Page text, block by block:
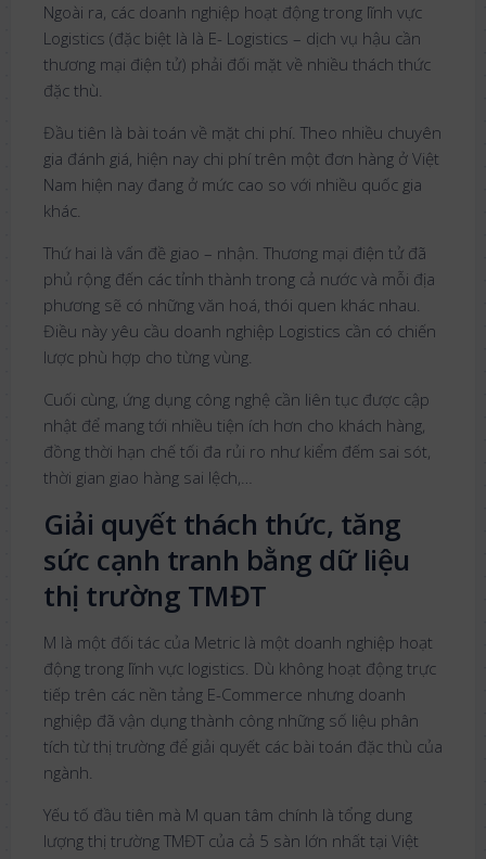
Ngoài ra, các doanh nghiệp hoạt động trong lĩnh vực
Logistics (đặc biệt là là E- Logistics – dịch vụ hậu cần
thương mại điện tử) phải đối mặt về nhiều thách thức
đặc thù.
Đầu tiên là bài toán về mặt chi phí. Theo nhiều chuyên
gia đánh giá, hiện nay chi phí trên một đơn hàng ở Việt
Nam hiện nay đang ở mức cao so với nhiều quốc gia
khác.
Thứ hai là vấn đề giao – nhận. Thương mại điện tử đã
phủ rộng đến các tỉnh thành trong cả nước và mỗi địa
phương sẽ có những văn hoá, thói quen khác nhau.
Điều này yêu cầu doanh nghiệp Logistics cần có chiến
lược phù hợp cho từng vùng.
Cuối cùng, ứng dụng công nghệ cần liên tục được cập
nhật để mang tới nhiều tiện ích hơn cho khách hàng,
đồng thời hạn chế tối đa rủi ro như kiểm đếm sai sót,
thời gian giao hàng sai lệch,…
Giải quyết thách thức, tăng
sức cạnh tranh bằng dữ liệu
thị trường TMĐT
M là một đối tác của Metric là một doanh nghiệp hoạt
động trong lĩnh vực logistics. Dù không hoạt động trực
tiếp trên các nền tảng E-Commerce nhưng doanh
nghiệp đã vận dụng thành công những số liệu phân
tích từ thị trường để giải quyết các bài toán đặc thù của
ngành.
Yếu tố đầu tiên mà M quan tâm chính là tổng dung
lượng thị trường TMĐT của cả 5 sàn lớn nhất tại Việt